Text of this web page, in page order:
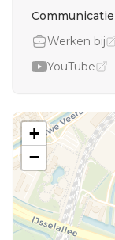
Communicatie
Werken bij
YouTube
+
−